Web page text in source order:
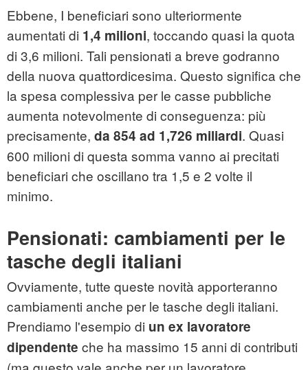
Ebbene, I beneficiari sono ulteriormente
aumentati di 1,4 milioni, toccando quasi la quota
di 3,6 milioni. Tali pensionati a breve godranno
della nuova quattordicesima. Questo significa che
la spesa complessiva per le casse pubbliche
aumenta notevolmente di conseguenza: più
precisamente, da 854 ad 1,726 miliardi. Quasi
600 milioni di questa somma vanno ai precitati
beneficiari che oscillano tra 1,5 e 2 volte il
minimo.
Pensionati: cambiamenti per le
tasche degli italiani
Ovviamente, tutte queste novità apporteranno
cambiamenti anche per le tasche degli italiani.
Prendiamo l'esempio di un ex lavoratore
dipendente che ha massimo 15 anni di contributi